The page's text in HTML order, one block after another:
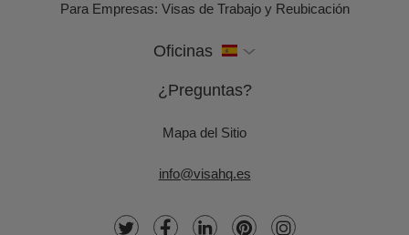
Para Empresas: Visas de Trabajo y Reubicación
Oficinas
¿Preguntas?
Mapa del Sitio
info@visahq.es